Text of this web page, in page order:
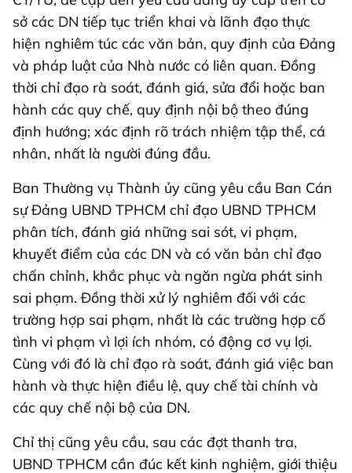
sở các DN tiếp tục triển khai và lãnh đạo thực
hiện nghiêm túc các văn bản, quy định của Đảng
và pháp luật của Nhà nước có liên quan. Đồng
thời chỉ đạo rà soát, đánh giá, sửa đổi hoặc ban
hành các quy chế, quy định nội bộ theo đúng
định hướng; xác định rõ trách nhiệm tập thể, cá
nhân, nhất là người đúng đầu.
Ban Thường vụ Thành ủy cũng yêu cầu Ban Cán
sự Đảng UBND TPHCM chỉ đạo UBND TPHCM
phân tích, đánh giá những sai sót, vi phạm,
khuyết điểm của các DN và có văn bản chỉ đạo
chấn chỉnh, khắc phục và ngăn ngừa phát sinh
sai phạm. Đồng thời xử lý nghiêm đối với các
trường hợp sai phạm, nhất là các trường hợp cố
tình vi phạm vì lợi ích nhóm, có động cơ vụ lợi.
Cùng với đó là chỉ đạo rà soát, đánh giá việc ban
hành và thực hiện điều lệ, quy chế tài chính và
các quy chế nội bộ của DN.
Chỉ thị cũng yêu cầu, sau các đợt thanh tra,
UBND TPHCM cần đúc kết kinh nghiệm, giới thiệu